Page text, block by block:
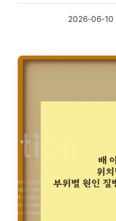
2026-06-10